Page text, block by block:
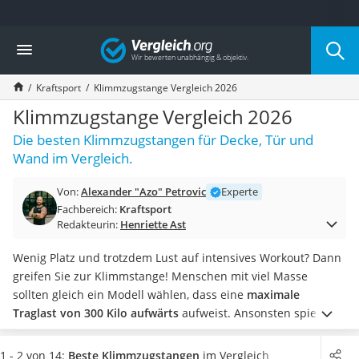
Die beliebtesten Vergleiche nach Kategorie
Freizeit & Sport
Gartentrampolin
Trampolin
Metalldetektor
Eufab-Fahrradträger
Trampolin 366 cm
Fahrradschloss
Futterboot
Air Bike
Trekkingschuhe Herren
Reisetasche mit Rollen
Klimmzugstation
Koffer
Nachtsichtgerät
Faltschloss
Vergleich
Kraftsport Klimmzugstange Vergleich 2026
Klimmzugstange Vergleich 2026
Die besten Klimmzugstangen für Decke, Tür und
Wand im Vergleich.
Von:Alexander "Azo" Petrovic
Experte
Fachbereich: Kraftsport
Redakteurin: Henriette Ast
Wenig Platz und trotzdem Lust auf intensives Workout? Dann
greifen Sie zur Klimmstange! Menschen mit viel Masse
sollten gleich ein Modell wählen, dass eine maximale
Traglast von 300 Kilo aufwärts aufweist. Ansonsten spielt
natürlich die Sicherheit eine große Rolle, achten Sie beim
Kauf also auf unsere Angaben in der Test- und
1 - 2 von 14: Beste Klimmzugstangen im Vergleich